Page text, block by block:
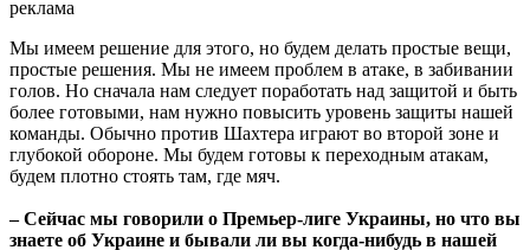
реклама
Мы имеем решение для этого, но будем делать простые вещи,
простые решения. Мы не имеем проблем в атаке, в забивании
голов. Но сначала нам следует поработать над защитой и быть
более готовыми, нам нужно повысить уровень защиты нашей
команды. Обычно против Шахтера играют во второй зоне и
глубокой обороне. Мы будем готовы к переходным атакам,
будем плотно стоять там, где мяч.
– Сейчас мы говорили о Премьер-лиге Украины, но что вы
знаете об Украине и бывали ли вы когда-нибудь в нашей